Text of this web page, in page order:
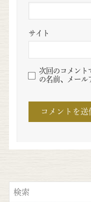
サイト
次回のコメント
の名前、メール